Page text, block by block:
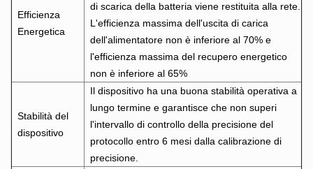
Efficienza
Energetica
di scarica della batteria viene restituita alla rete.
L'efficienza massima dell'uscita di carica
dell'alimentatore non è inferiore al 70% e
l'efficienza massima del recupero energetico
non è inferiore al 65%
Stabilità del
dispositivo
Il dispositivo ha una buona stabilità operativa a
lungo termine e garantisce che non superi
l'intervallo di controllo della precisione del
protocollo entro 6 mesi dalla calibrazione di
precisione.